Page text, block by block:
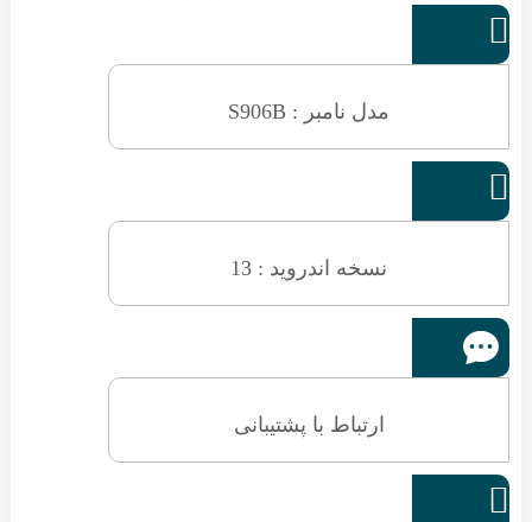

مدل نامبر : S906B

نسخه اندروید : 13
ارتباط با پشتیبانی
